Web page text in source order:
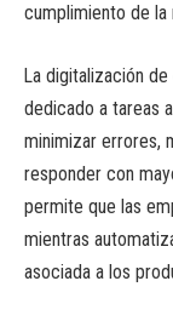
cumplimiento de la
La digitalización
dedicado a tareas
minimizar errores,
responder con
permite que las
mientras
asociada a los